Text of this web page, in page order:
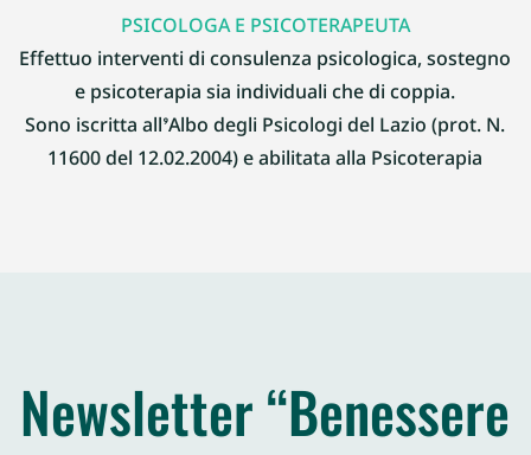
PSICOLOGA E PSICOTERAPEUTA
Effettuo interventi di consulenza psicologica, sostegno
e psicoterapia sia individuali che di coppia.
Sono iscritta all’Albo degli Psicologi del Lazio (prot. N.
11600 del 12.02.2004) e abilitata alla Psicoterapia
Newsletter “Benessere